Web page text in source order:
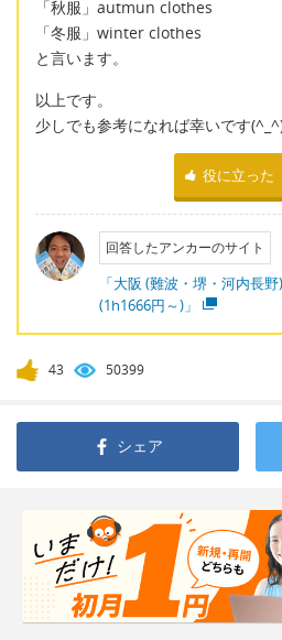
「秋服」autmun clothes
「冬服」winter clothes
と言います。
以上です。
少しでも参考になれば幸いです
役に立った
回答したアンカーのサイト
「大阪 (難波・堺・河内長
(1h1666円～)」
43 50399
シェア